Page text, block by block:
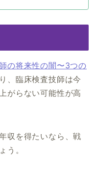
の将来性の闇〜3つの
、臨床検査技師は今
がらない可能性が高
収を得たいなら、戦
う。